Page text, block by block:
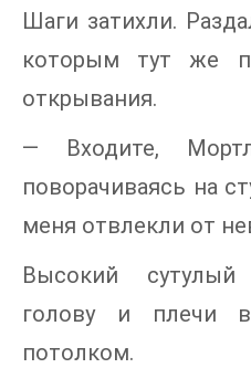
Шаги затихли.
которым тут же
открывания.
— Входите,
поворачиваясь на
меня отвлекли от
Высокий
голову и плечи
потолком.